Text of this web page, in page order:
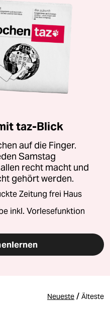
taz-Blick
auf die Finger.
Samstag
recht macht und
gehört werden.
Zeitung frei Haus
inkl. Vorlesefunktion
Neueste / Älteste